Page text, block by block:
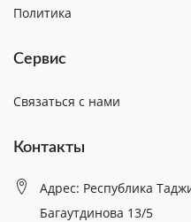
Политика
Сервис
Связаться с нами
Контакты
Адрес: Республика
Багаутдинова 13/5